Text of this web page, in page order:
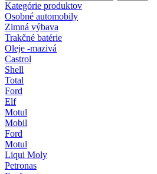
Kategórie produktov
Osobné automobily
Zimná výbava
Trakčné batérie
Oleje -mazivá
Castrol
Shell
Total
Ford
Elf
Motul
Mobil
Ford
Motul
Liqui Moly
Petronas